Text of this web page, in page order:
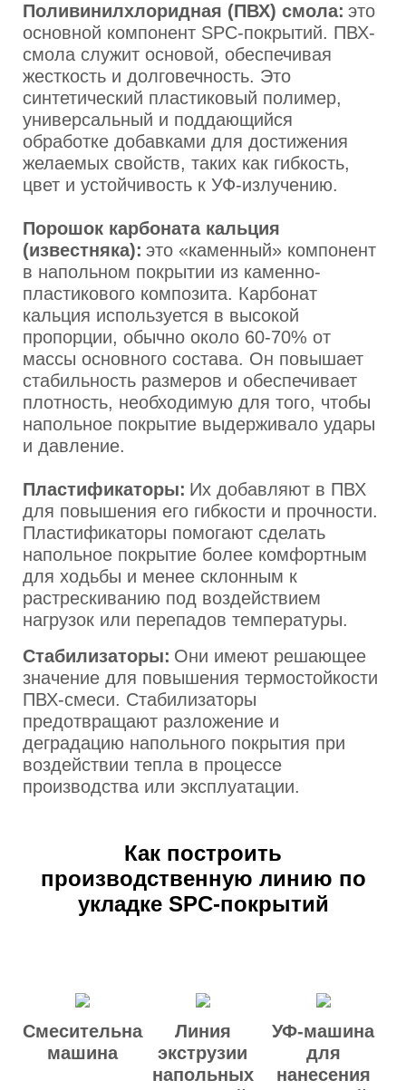
Поливинилхлоридная (ПВХ) смола: это
основной компонент SPC-покрытий. ПВХ-
смола служит основой, обеспечивая
жесткость и долговечность. Это
синтетический пластиковый полимер,
универсальный и поддающийся
обработке добавками для достижения
желаемых свойств, таких как гибкость,
цвет и устойчивость к УФ-излучению.
Порошок карбоната кальция
(известняка): это «каменный» компонент
в напольном покрытии из каменно-
пластикового композита. Карбонат
кальция используется в высокой
пропорции, обычно около 60-70% от
массы основного состава. Он повышает
стабильность размеров и обеспечивает
плотность, необходимую для того, чтобы
напольное покрытие выдерживало удары
и давление.
Пластификаторы: Их добавляют в ПВХ
для повышения его гибкости и прочности.
Пластификаторы помогают сделать
напольное покрытие более комфортным
для ходьбы и менее склонным к
растрескиванию под воздействием
нагрузок или перепадов температуры.
Стабилизаторы: Они имеют решающее
значение для повышения термостойкости
ПВХ-смеси. Стабилизаторы
предотвращают разложение и
деградацию напольного покрытия при
воздействии тепла в процессе
производства или эксплуатации.
Как построить
производственную линию по
укладке SPC-покрытий
Смесительная
машина
Линия
экструзии
напольных
УФ-машина
для
нанесения